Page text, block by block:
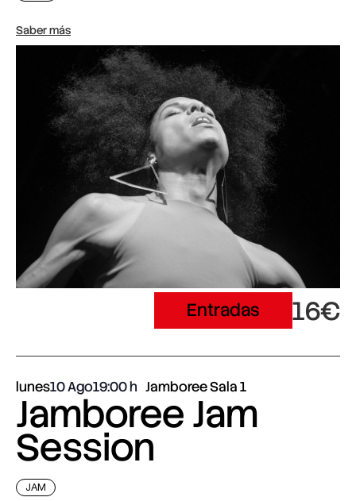
Saber más
Entradas 16€
lunes10 Ago19:00 Jamboree Sala 1
Jamboree Jam
Session
JAM